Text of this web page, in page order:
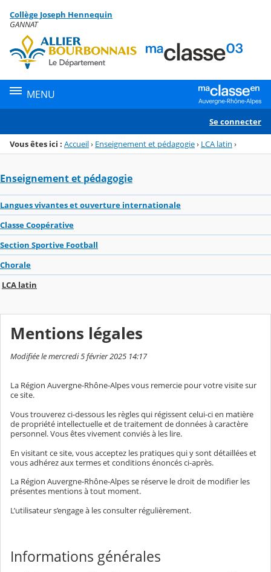
Menu de la rubrique
Contenu
Collège Joseph Hennequin
GANNAT
MENU
Se connecter
Vous êtes ici : Accueil› Enseignement et pédagogie› LCA latin ›
Enseignement et pédagogie
Langues vivantes et ouverture internationale
Classe Coopérative
Section Sportive Football
Chorale
LCA latin
Mentions légales
Modifiée le mercredi 5 février 2025 14:17
La Région Auvergne-Rhône-Alpes vous remercie pour votre visite sur
ce site.
Vous trouverez ci-dessous les règles qui régissent celui-ci en matière
de propriété intellectuelle et de traitement de données à caractère
personnel. Vous êtes vivement conviés à les lire.
En visitant ce site, vous acceptez les pratiques qui y sont détaillées et
vous adhérez aux termes et conditions énoncés ci-après.
La Région Auvergne-Rhône-Alpes se réserve le droit de modifier les
présentes mentions à tout moment.
L’utilisateur s’engage à les consulter régulièrement.
Informations générales